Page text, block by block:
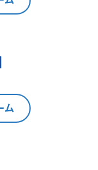
人に生
場合に
ない場
当社の
社が独
ム